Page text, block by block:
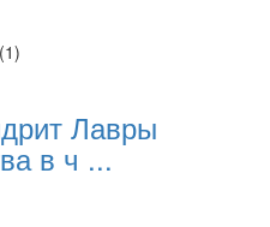
Лавры
в ч ...